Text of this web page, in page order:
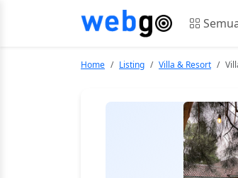
Home Listing Villa & Resort